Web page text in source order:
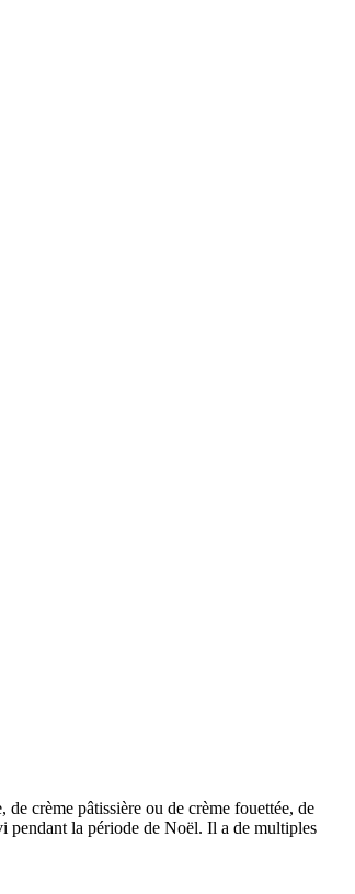
crème pâtissière ou de crème fouettée, de
pendant la période de Noël. Il a de multiples